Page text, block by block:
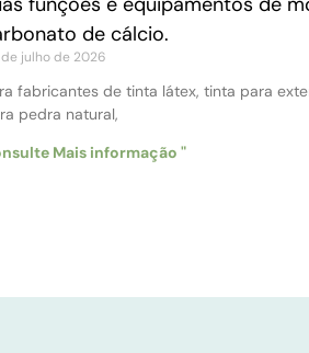
de cálcio.
julho de 2026
fabricantes de tinta látex, tinta para
pedra natural,
Mais informação "